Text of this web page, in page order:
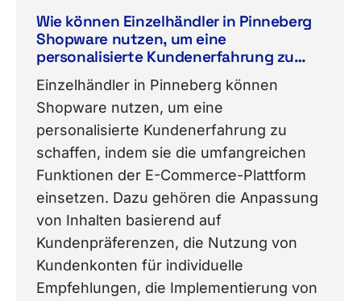
Wie können Einzelhändler in Pinneberg
Shopware nutzen, um eine
personalisierte Kundenerfahrung zu
schaffen?
Einzelhändler in Pinneberg können
Shopware nutzen, um eine
personalisierte Kundenerfahrung zu
schaffen, indem sie die umfangreichen
Funktionen der E-Commerce-Plattform
einsetzen. Dazu gehören die Anpassung
von Inhalten basierend auf
Kundenpräferenzen, die Nutzung von
Kundenkonten für individuelle
Empfehlungen, die Implementierung von